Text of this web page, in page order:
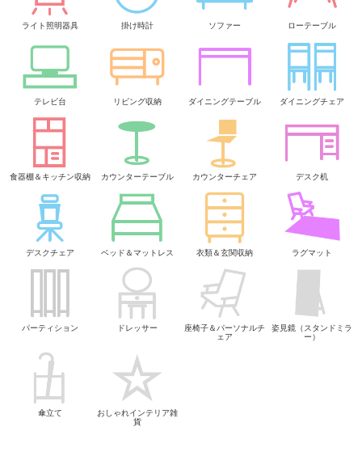
ライト照明器具 掛け時計 ソファー ローテーブル
テレビ台 リビング収納 ダイニングテーブル ダイニングチェア
食器棚＆キッチン収納 カウンターテーブル カウンターチェア デスク机
デスクチェア ベッド＆マットレス 衣類＆玄関収納 ラグマット
パーティション ドレッサー
座椅子＆パーソナルチ
ェア
姿見鏡（スタンドミラ
ー）
傘立て
おしゃれインテリア雑
貨